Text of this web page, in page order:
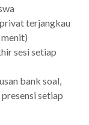
terjangkau
sesi setiap
bank soal,
setiap